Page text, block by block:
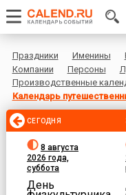
Праздники Именины
Компании
Персоны
Производственные
Календарь
СЕГОДНЯ
8 августа
2026 года,
суббота
День